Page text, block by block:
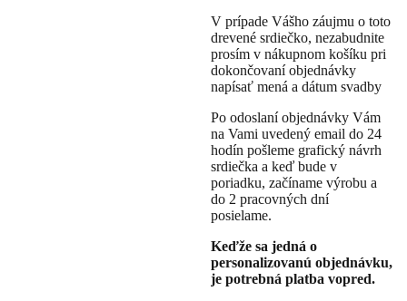
V prípade Vášho záujmu o toto
drevené srdiečko, nezabudnite
prosím v nákupnom košíku pri
dokončovaní objednávky
napísať mená a dátum svadby
Po odoslaní objednávky Vám
na Vami uvedený email do 24
hodín pošleme grafický návrh
srdiečka a keď bude v
poriadku, začíname výrobu a
do 2 pracovných dní
posielame.
Keďže sa jedná o
personalizovanú objednávku,
je potrebná platba vopred.